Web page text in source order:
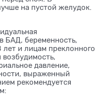
на пустой желудок.
БАД, беременность,
и лицам преклонного
давление,
выраженный
рекомендуется